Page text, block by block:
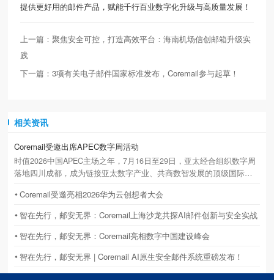
提供更好用的邮件产品，赋能千行百业数字化升级与高质量发展！
上一篇：聚焦安全可控，打造高效平台：海南机场信创邮箱升级实
践
下一篇：3项有关电子邮件国家标准发布，Coremail参与起草！
相关资讯
Coremail受邀出席APEC数字周活动
时值2026中国APEC主场之年，7月16日至29日，亚太经合组织数字周
落地四川成都，成为链接亚太数字产业、共商数智发展的顶级国际盛
方特邀，作为中方代表深度参与本次高规格国际活动并发表主题演
讲。
Coremail受邀亮相2026华为云创想者大会
智在先行，邮安无界：Coremail上海沙龙共探AI邮件创新与安全实战
智在先行，邮安无界：Coremail亮相数字中国建设峰会
智在先行，邮安无界 | Coremail AI原生安全邮件系统重磅发布！